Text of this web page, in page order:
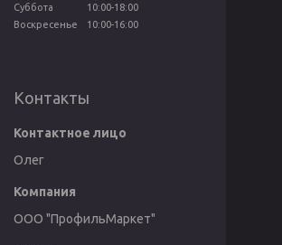
Суббота
10:00-18:00
Воскресенье
10:00-16:00
Контакты
Олег
ООО "ПрофильМаркет"